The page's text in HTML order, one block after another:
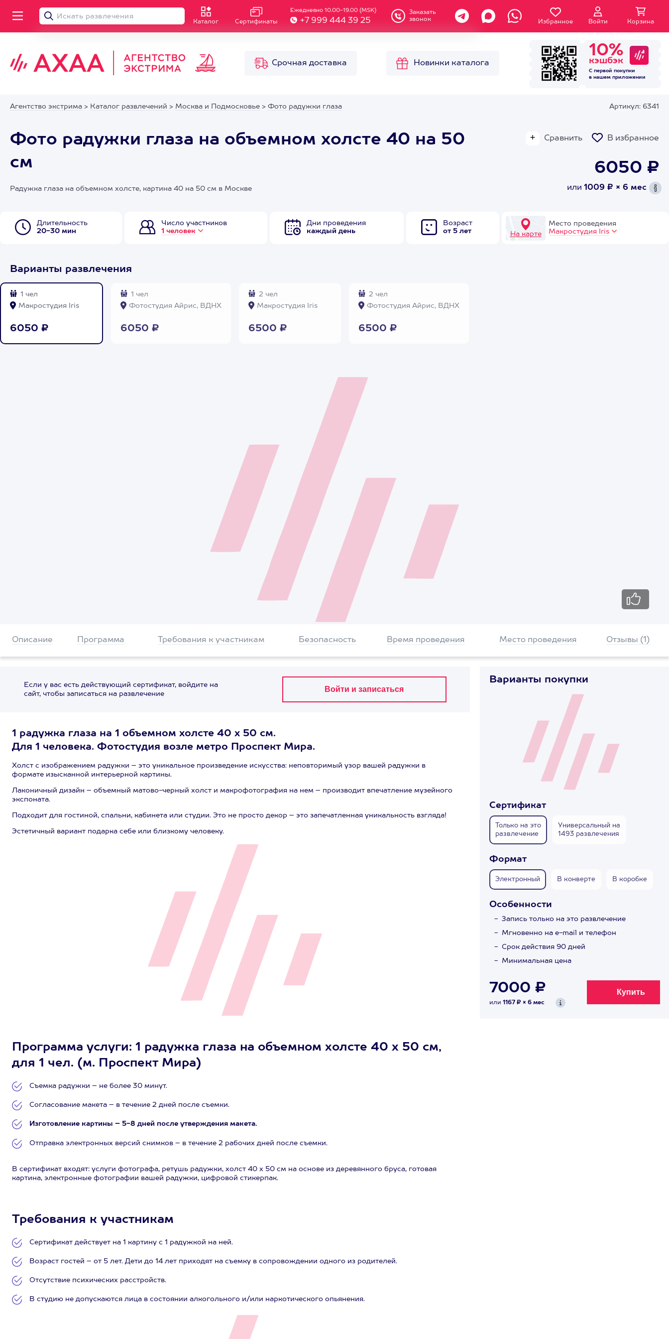
Каталог Сертификаты
Ежедневно 10.00-19.00 (MSK)
+7 999 444 39 25
Заказать
звонок
Избранное Войти Корзина
Срочная доставка Новинки каталога
10%
кэшбэк
С первой покупки
в нашем приложении
Агентство экстрима > Каталог развлечений > Москва и Подмосковье > Фото радужки глаза Артикул: 6341
Фото радужки глаза на объемном холсте 40 на 50
см
Сравнить В избранное
6050 ₽
или 1009 ₽ × 6 мес
Радужка глаза на объемном холсте, картина 40 на 50 см в Москве
Длительность
20-30 мин
Число участников
1 человек
Дни проведения
каждый день
Возраст
от 5 лет
На карте
Место проведения
Макростудия Iris
Варианты развлечения
1 чел
Макростудия Iris
6050 ₽
1 чел
Фотостудия Айрис, ВДНХ
6050 ₽
2 чел
Макростудия Iris
6500 ₽
2 чел
Фотостудия Айрис, ВДНХ
6500 ₽
Описание Программа Требования к участникам Безопасность Время проведения Место проведения Отзывы (1)
Если у вас есть действующий сертификат, войдите на
сайт, чтобы записаться на развлечение
1 радужка глаза на 1 объемном холсте 40 х 50 см.
Для 1 человека. Фотостудия возле метро Проспект Мира.
Холст с изображением радужки – это уникальное произведение искусства: неповторимый узор вашей радужки в
формате изысканной интерьерной картины.
Лаконичный дизайн – объемный матово-черный холст и макрофотография на нем – производит впечатление музейного
экспоната.
Подходит для гостиной, спальни, кабинета или студии. Это не просто декор – это запечатленная уникальность взгляда!
Эстетичный вариант подарка себе или близкому человеку.
Программа услуги: 1 радужка глаза на объемном холсте 40 х 50 см,
для 1 чел. (м. Проспект Мира)
Съемка радужки – не более 30 минут.
Согласование макета – в течение 2 дней после съемки.
Изготовление картины – 5-8 дней после утверждения макета.
Отправка электронных версий снимков – в течение 2 рабочих дней после съемки.
В сертификат входят: услуги фотографа, ретушь радужки, холст 40 х 50 см на основе из деревянного бруса, готовая
картина, электронные фотографии вашей радужки, цифровой стикерпак.
Требования к участникам
Сертификат действует на 1 картину с 1 радужкой на ней.
Возраст гостей – от 5 лет. Дети до 14 лет приходят на съемку в сопровождении одного из родителей.
Отсутствие психических расстройств.
В студию не допускаются лица в состоянии алкогольного и/или наркотического опьянения.
Варианты покупки
Сертификат
Только на это
развлечение
Универсальный на
1493 развлечения
Формат
Электронный В конверте В коробке
Особенности
Запись только на это развлечение
Мгновенно на e-mail и телефон
Срок действия 90 дней
Минимальная цена
7000 ₽
или 1167 ₽ × 6 мес